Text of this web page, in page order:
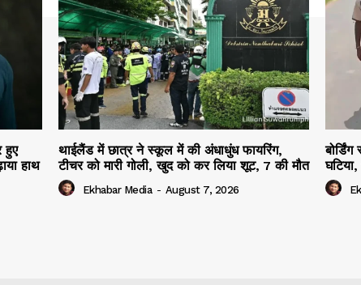
हुए
हाथ
थाईलैंड में छात्र ने स्कूल में की अंधाधुंध फायरिंग,
टीचर को मारी गोली, खुद को कर लिया शूट, 7 की मौत
Ekhabar Media - August 7, 2026